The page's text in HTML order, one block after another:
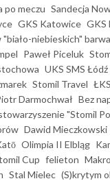
po meczu Sandecja
GKS Katowice GKS
"biało-niebieskich"
Paweł Piceluk
UKS SMS Łódź
Stomil Travel
Darmochwał Bez
"Stomil
Dawid Mieczkowski
Olimpia II Elbląg
Cup felieton
Stal Mielec (S)krytym